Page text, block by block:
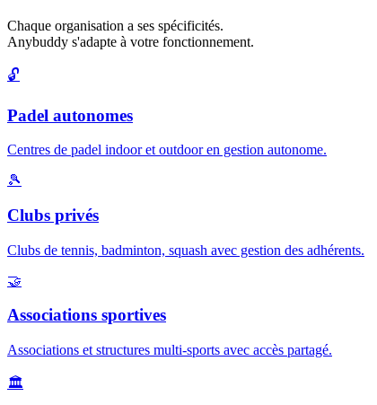
Chaque organisation a ses spécificités.
Anybuddy s'adapte à votre fonctionnement.
🔓
Padel autonomes
Centres de padel indoor et outdoor en gestion autonome.
🎾
Clubs privés
Clubs de tennis, badminton, squash avec gestion des adhérents.
🤝
Associations sportives
Associations et structures multi-sports avec accès partagé.
🏛️